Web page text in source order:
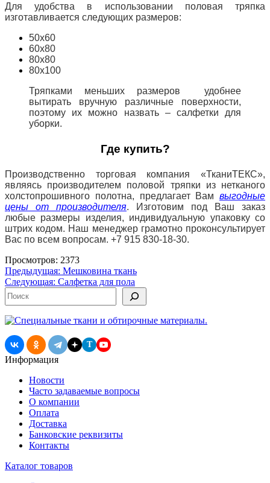
Для удобства в использовании половая тряпка
изготавливается следующих размеров:
50х60
60х80
80х80
80х100
Тряпками меньших размеров удобнее
вытирать вручную различные поверхности,
поэтому их можно назвать – салфетки для
уборки.
Где купить?
Производственно торговая компания «ТканиТЕКС»,
являясь производителем половой тряпки из нетканого
холстопрошивного полотна, предлагает Вам выгодные
цены от производителя. Изготовим под Ваш заказ
любые размеры изделия, индивидуальную упаковку со
штрих кодом. Наш менеджер грамотно проконсультирует
Вас по всем вопросам. +7 915 830-18-30.
Просмотров: 2373
Навигация
по
записям
Предыдущая: Мешковина ткань
Следующая: Салфетка для пола
Поиск
T
Информация
Новости
Часто задаваемые вопросы
О компании
Оплата
Доставка
Банковские реквизиты
Контакты
Каталог товаров